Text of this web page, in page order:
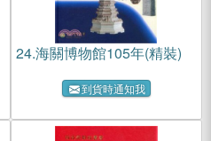
24.海關博物館105年(精裝)
到貨時通知我